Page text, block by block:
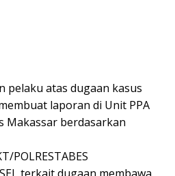
pelaku atas dugaan kasus
laporan di Unit PPA
Makassar berdasarkan
POLRESTABES